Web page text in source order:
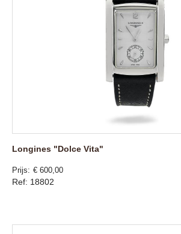
Longines "Dolce Vita"
Prijs € 600,00
Ref: 18802